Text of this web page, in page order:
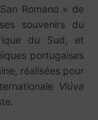
Romano » de
souvenirs du
du Sud, et
portugaises
réalisées pour
Viúva